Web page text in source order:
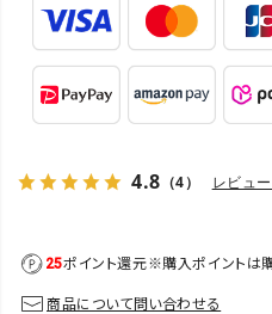
4.8 （4） レビュ
25ポイント還元※購入ポイントは
商品について問い合わせる